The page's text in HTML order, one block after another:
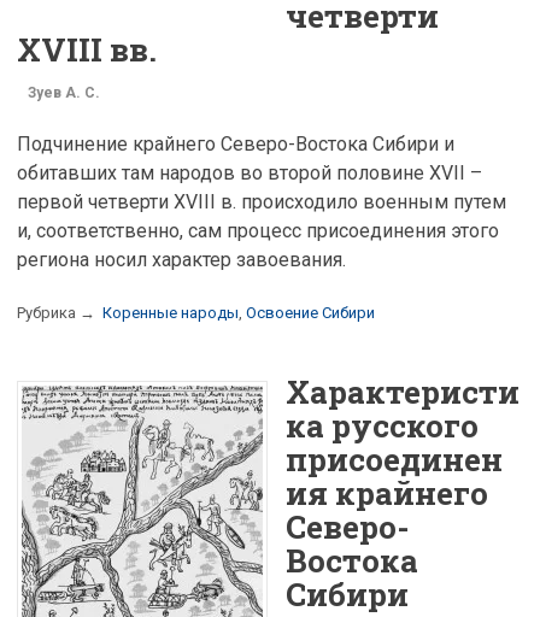
четверти
XVIII вв.
Зуев А. С.
Подчинение крайнего Северо-Востока Сибири и
обитавших там народов во второй половине XVII –
первой четверти XVIII в. происходило военным путем
и, соответственно, сам процесс присоединения этого
региона носил характер завоевания.
Рубрика → Коренные народы Освоение Сибири
Характеристи
ка русского
присоединен
ия крайнего
Северо-
Востока
Сибири